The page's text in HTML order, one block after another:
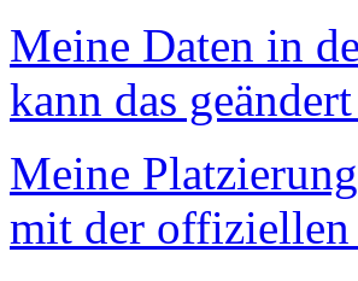
Meine Daten in
kann das
Meine
mit der